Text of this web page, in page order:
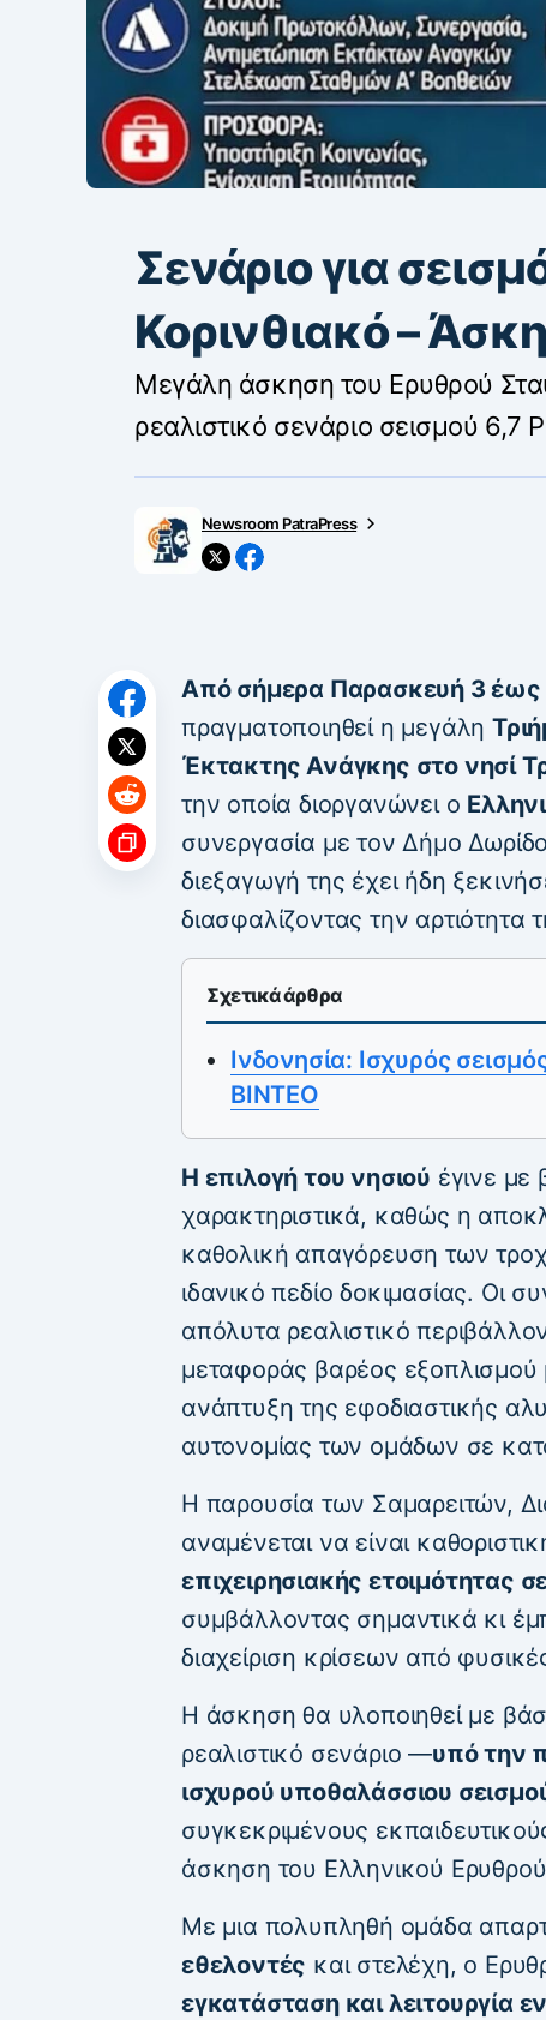
Σενάριο για
Κορινθιακό –
Μεγάλη άσκηση του Ερυθρού
ρεαλιστικό σενάριο σεισμού 6,7
Newsroom PatraPress
Από σήμερα Παρασκευή 3 έως
πραγματοποιηθεί η μεγάλη
Έκτακτης Ανάγκης στο νησί
την οποία διοργανώνει ο
συνεργασία με τον Δήμο
διεξαγωγή της έχει ήδη
διασφαλίζοντας την αρτιότητα
Σχετικά άρθρα
Ινδονησία: Ισχυρός
ΒΙΝΤΕΟ
Η επιλογή του νησιού έγινε με
χαρακτηριστικά, καθώς η
καθολική απαγόρευση των
ιδανικό πεδίο δοκιμασίας. Οι
απόλυτα ρεαλιστικό
μεταφοράς βαρέος
ανάπτυξη της εφοδιαστικής
αυτονομίας των ομάδων σε
Η παρουσία των Σαμαρειτών,
αναμένεται να είναι
επιχειρησιακής ετοιμότητας
συμβάλλοντας σημαντικά κι
διαχείριση κρίσεων από
Η άσκηση θα υλοποιηθεί με
ρεαλιστικό σενάριο —υπό την
ισχυρού υποθαλάσσιου
συγκεκριμένους
άσκηση του Ελληνικού
Με μια πολυπληθή ομάδα
εθελοντές και στελέχη, ο
εγκατάσταση και λειτουργία